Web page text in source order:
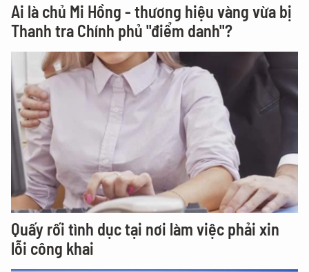
Ai là chủ Mi Hồng - thương hiệu vàng vừa bị
Thanh tra Chính phủ "điểm danh"?
Quấy rối tình dục tại nơi làm việc phải xin
lỗi công khai